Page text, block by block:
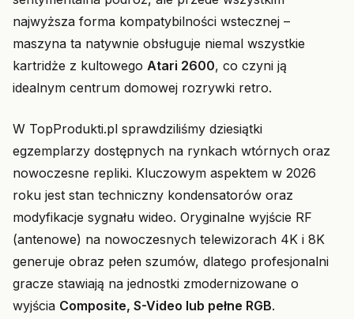
najwyższa forma kompatybilności wstecznej –
maszyna ta natywnie obsługuje niemal wszystkie
kartridże z kultowego Atari 2600, co czyni ją
idealnym centrum domowej rozrywki retro.
W TopProdukti.pl sprawdziliśmy dziesiątki
egzemplarzy dostępnych na rynkach wtórnych oraz
nowoczesne repliki. Kluczowym aspektem w 2026
roku jest stan techniczny kondensatorów oraz
modyfikacje sygnału wideo. Oryginalne wyjście RF
(antenowe) na nowoczesnych telewizorach 4K i 8K
generuje obraz pełen szumów, dlatego profesjonalni
gracze stawiają na jednostki zmodernizowane o
wyjścia Composite, S-Video lub pełne RGB.